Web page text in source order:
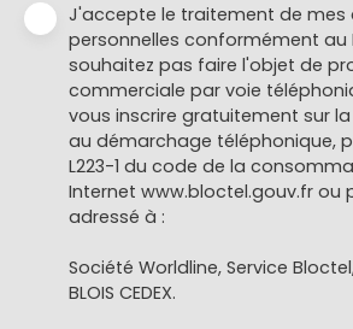
J'accepte le traitement de mes
personnelles conformément au
souhaitez pas faire l'objet de
commerciale par voie
vous inscrire gratuitement sur
au démarchage téléphonique,
L223-1 du code de la
Internet www.bloctel.gouv.fr ou
adressé à :
Société Worldline, Service Bloctel,
BLOIS CEDEX.